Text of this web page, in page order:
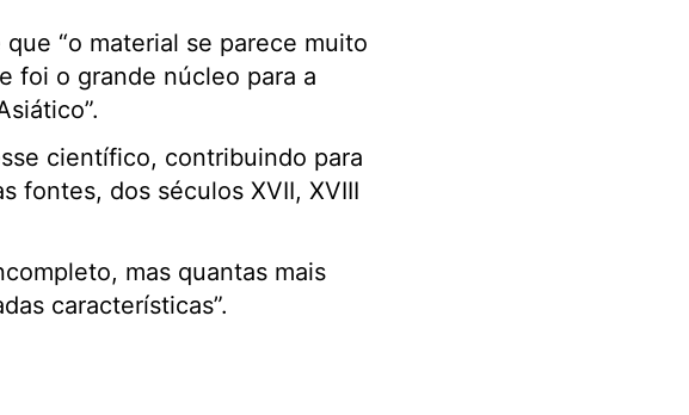
“o material se parece muito
foi o grande núcleo para a
científico, contribuindo para
fontes, dos séculos XVII, XVIII
mas quantas mais
características”.